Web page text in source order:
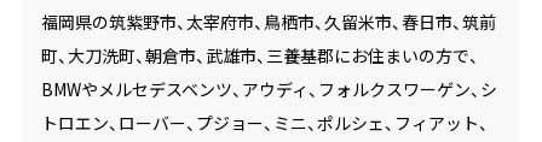
福岡県の筑紫野市、太宰府市、鳥栖市、久留米市、春日市、筑前
町、大刀洗町、朝倉市、武雄市、三養基郡にお住まいの方で、
BMWやメルセデスベンツ、アウディ、フォルクスワーゲン、シ
トロエン、ローバー、プジョー、ミニ、ポルシェ、フィアット、